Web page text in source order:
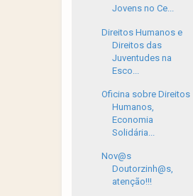
Jovens no Ce...
Direitos Humanos e
Direitos das
Juventudes na
Esco...
Oficina sobre Direitos
Humanos,
Economia
Solidária...
Nov@s
Doutorzinh@s,
atenção!!!